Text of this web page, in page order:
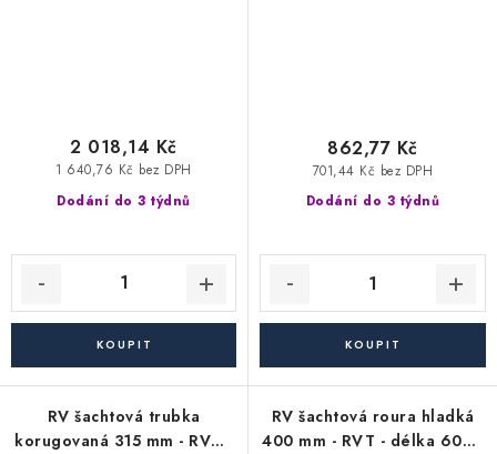
Dodání do 3 týdnů
1 640,76 Kč bez DPH
2 018,14 Kč
Dodání do 3 týdnů
701,44 Kč bez DPH
862,77 Kč
RV šachtová trubka
korugovaná 315 mm - RVT -
RV šachtová roura hladká
400 mm - RVT - délka 6000